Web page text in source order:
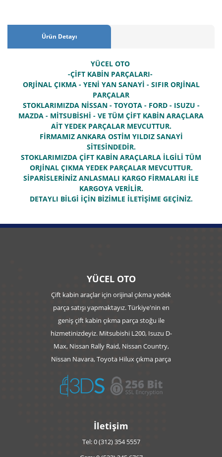
Ürün Detayı
YÜCEL OTO
-ÇİFT KABİN PARÇALARI-
ORJİNAL ÇIKMA - YENİ YAN SANAYİ - SIFIR ORJİNAL
PARÇALAR
STOKLARIMIZDA NİSSAN - TOYOTA - FORD - ISUZU -
MAZDA - MİTSUBİSHİ - VE TÜM ÇİFT KABİN ARAÇLARA
AİT YEDEK PARÇALAR MEVCUTTUR.
FİRMAMIZ ANKARA OSTİM YILDIZ SANAYİ
SİTESİNDEDİR.
STOKLARIMIZDA ÇİFT KABİN ARAÇLARLA İLGİLİ TÜM
ORJİNAL ÇIKMA YEDEK PARÇALAR MEVCUTTUR.
SİPARİSLERİNİZ ANLASMALI KARGO FİRMALARI İLE
KARGOYA VERİLİR.
DETAYLI BİLGİ İÇİN BİZİMLE İLETİŞİME GEÇİNİZ.
YÜCEL OTO
Çift kabin araçlar için orijinal çıkma yedek
parça satışı yapmaktayız. Türkiye'nin en
geniş çift kabin çıkma parça stoğu ile
hizmetinizdeyiz. Mitsubishi L200, Isuzu D-
Max, Nissan Rally Raid, Nissan Country,
Nissan Navara, Toyota Hilux çıkma parça
İletişim
Tel: 0 (312) 354 5557